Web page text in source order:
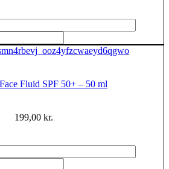
Fluid SPF 50+ – 50 ml
199,00 kr.